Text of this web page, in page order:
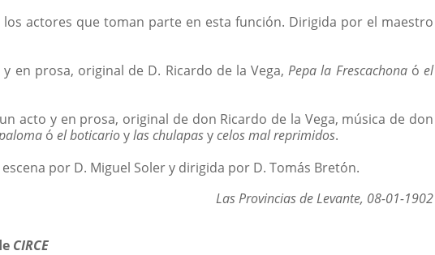
actores que toman parte en esta función. Dirigida por el maestro
en prosa, original de D. Ricardo de la Vega,Pepa la Frescachonaóel
acto y en prosa, original de don Ricardo de la Vega, música de don
ó el boticarioylas chulapasycelos mal reprimidos.
por D. Miguel Soler y dirigida por D. Tomás Bretón.
Las Provincias de Levante, 08-01-1902
CIRCE